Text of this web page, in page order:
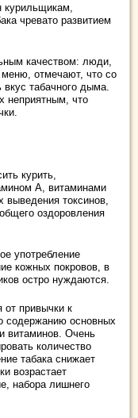
курильщикам,
чревато развитием
качеством: люди,
меню, отмечают, что со
табачного дыма.
неприятным, что
курить,
А, витаминами
выведения токсинов,
оздоровления
употребление
кожных покровов, в
остро нуждаются.
от привычки к
содержанию основных
витаминов. Очень
количество
табака снижает
возрастает
набора лишнего